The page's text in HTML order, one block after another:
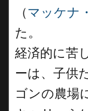
（マッケナ
た。
経済的に苦
ーは、子供
ゴンの農場